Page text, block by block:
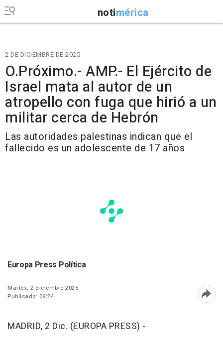
notimérica
2 DE DICIEMBRE DE 2025
O.Próximo.- AMP.- El Ejército de
Israel mata al autor de un
atropello con fuga que hirió a un
militar cerca de Hebrón
Las autoridades palestinas indican que el
fallecido es un adolescente de 17 años
Europa Press Política
Martes, 2 diciembre 2025
Publicado: 09:24
MADRID, 2 Dic. (EUROPA PRESS) -